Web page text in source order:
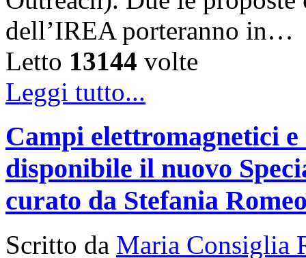
dell’IREA porteranno in…
Letto 13144 volte
Leggi tutto...
Campi elettromagnetici
disponibile il nuovo
curato da Stefania
Scritto da Maria Consiglia